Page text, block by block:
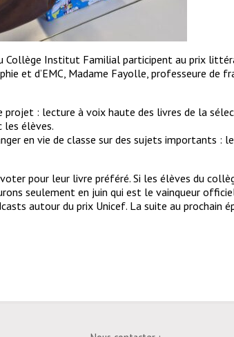
Collège Institut Familial participent au prix
et d’EMC, Madame Fayolle, professeure de
projet : lecture à voix haute des livres de la
les élèves.
en vie de classe sur des sujets importants :
pour leur livre préféré. Si les élèves du
seulement en juin qui est le vainqueur
autour du prix Unicef. La suite au prochain